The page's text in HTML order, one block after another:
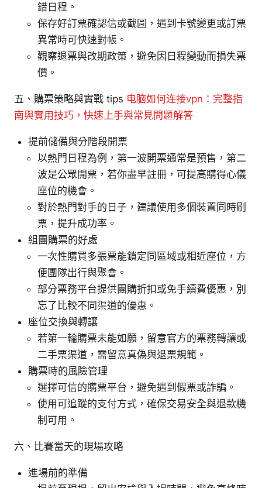
錯日程。
保存好訂票確認信或截圖，遇到卡號變更或訂票
異常時可快速對帳。
觀察退票與改期政策，避免因日程變動而損失票
價。
五、購票策略與實戰 tips 电脑如何连接vpn：完整指
南與實用技巧，快速上手與常見問題解答
提前儲備與分階段開票
以熱門日程為例，第一波開票通常是預售，第二
波是公眾開票，若你盡早註冊，可提高購得心儀
座位的機會。
對於熱門對手的日子，建議使用多個裝置同時刷
票，提升成功率。
組團購票的好處
一次性購買多張票能鎖定同區域或相近座位，方
便團隊出行與聚會。
部分票務平台提供團購折扣或免手續費優惠，別
忘了比較不同渠道的優惠。
座位交換與轉讓
若第一輪購票未能如願，留意官方的票務轉讓或
二手票渠道，需留意真偽與退票規範。
購票時的風險管理
選擇可信的購票平台，避免遇到假票或詐騙。
使用可追蹤的支付方式，確保交易安全與退款機
制可用。
六、比賽當天的現場攻略
進場前的準備